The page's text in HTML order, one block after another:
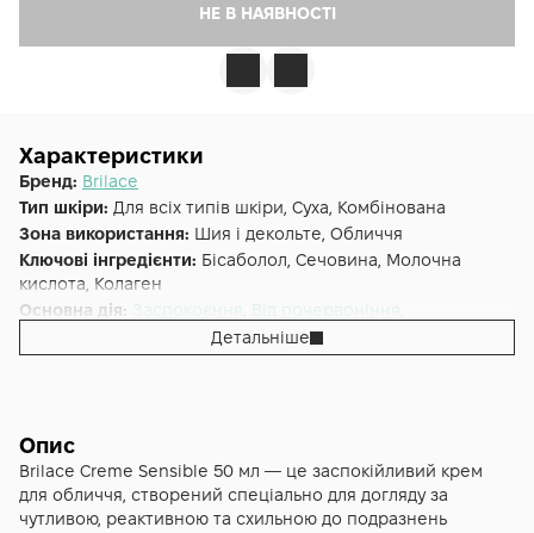
НЕ В НАЯВНОСТІ
Характеристики
Бренд: Brilace
Тип шкіри: Для всіх типів шкіри, Суха, Комбінована
Зона використання: Шия і декольте, Обличчя
Ключові інгредієнти: Бісаболол, Сечовина, Молочна
кислота, Колаген
Основна дія: Заспокоєння Від почервоніння
Тонізація,Зволоження
Форма випуску:Крем
Sensitive Brilace, 50 мл
Детальніше
Опис
Brilace Creme Sensible 50 мл — це заспокійливий крем
для обличчя, створений спеціально для догляду за
чутливою, реактивною та схильною до подразнень